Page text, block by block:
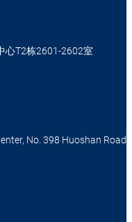
心T2栋2601-2602室
No. 398 Huoshan Road